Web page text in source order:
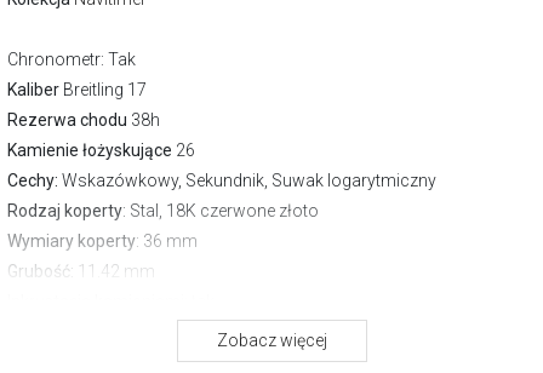
Chronometr: Tak
Kaliber Breitling 17
Rezerwa chodu 38h
Kamienie łożyskujące 26
Cechy: Wskazówkowy, Sekundnik, Suwak logarytmiczny
Rodzaj koperty: Stal, 18K czerwone złoto
Wymiary koperty: 36 mm
Grubość: 11.42 mm
: Szafirowe antyrefleksyjne
Zobacz więcej